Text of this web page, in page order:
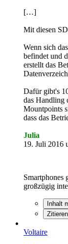
[…]
Mit diesen
Wenn sich
befindet und
erstellt das
Dafür gibt's
das Handling
Mountpoints
dass das
Julia
19. Juli 2016
Smartphones
großzügig
Inhalt
Zitieren
Voltaire